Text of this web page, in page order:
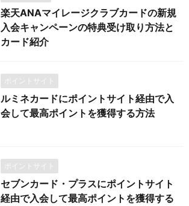
楽天ANAマイレージクラブカードの新規
入会キャンペーンの特典受け取り方法と
カード紹介
ポイントサイト
ルミネカードにポイントサイト経由で入
会して最高ポイントを獲得する方法
ポイントサイト
セブンカード・プラスにポイントサイト
経由で入会して最高ポイントを獲得する